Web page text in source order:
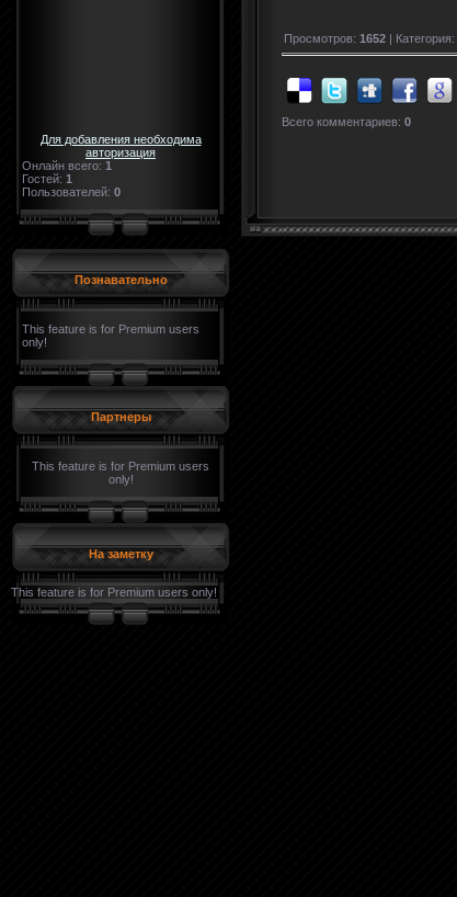
Для добавления необходима
авторизация
Онлайн всего: 1
Гостей: 1
Пользователей: 0
Познавательно
This feature is for Premium users
only!
Партнеры
This feature is for Premium users
only!
На заметку
This feature is for Premium users only!
Просмотров: 1652 | Категория:
Всего комментариев: 0